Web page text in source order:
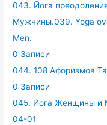
043. Йога
Мужчины.039. Yoga
Men.
0 Записи
044. 108 Афоризмов
0 Записи
045. Йога Женщины и
04-01